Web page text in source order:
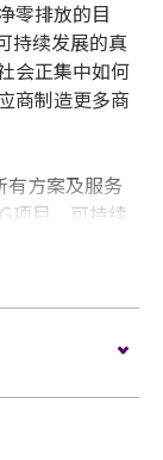
零排放的目
持续发展的真
会正集中如何
商制造更多商
有方案及服务
项目、可持续
展览亦旨在
续更美好将